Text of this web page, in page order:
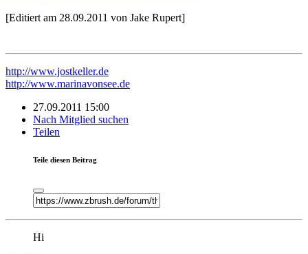
[Editiert am 28.09.2011 von Jake Rupert]
http://www.jostkeller.de
http://www.marinavonsee.de
27.09.2011 15:00
Nach Mitglied suchen
Teilen
Teile diesen Beitrag
Hi